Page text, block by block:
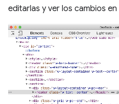
editarlas y ver los cambios